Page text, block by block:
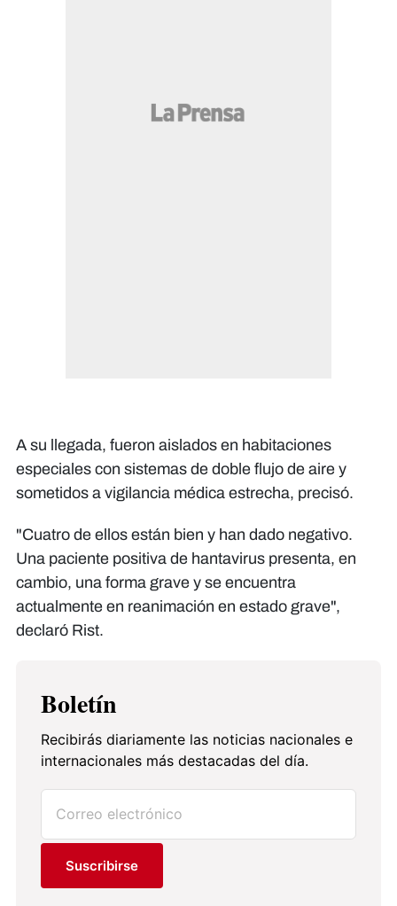
A su llegada, fueron aislados en habitaciones
especiales con sistemas de doble flujo de aire y
sometidos a vigilancia médica estrecha, precisó.
"Cuatro de ellos están bien y han dado negativo.
Una paciente positiva de hantavirus presenta, en
cambio, una forma grave y se encuentra
actualmente en reanimación en estado grave",
declaró Rist.
Boletín
Recibirás diariamente las noticias nacionales e
internacionales más destacadas del día.
Suscribirse